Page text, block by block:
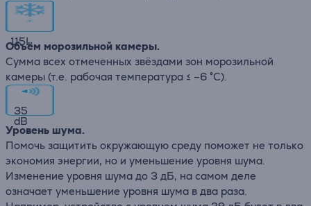
115L
Объём морозильной камеры.
Сумма всех отмеченных звёздами зон морозильной
камеры (т.е. рабочая температура ≤ –6 °C).
35
dB
Уровень шума.
Помочь защитить окружающую среду поможет не только
экономия энергии, но и уменьшение уровня шума.
Изменение уровня шума до 3 дБ, на самом деле
означает уменьшение уровня шума в два раза.